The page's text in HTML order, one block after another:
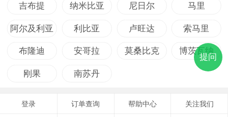
吉布提 纳米比亚 尼日尔 马里
阿尔及利亚 利比亚 卢旺达 索马里
布隆迪 安哥拉 莫桑比克 博茨瓦纳
刚果 南苏丹
提问
登录 订单查询 帮助中心 关注我们